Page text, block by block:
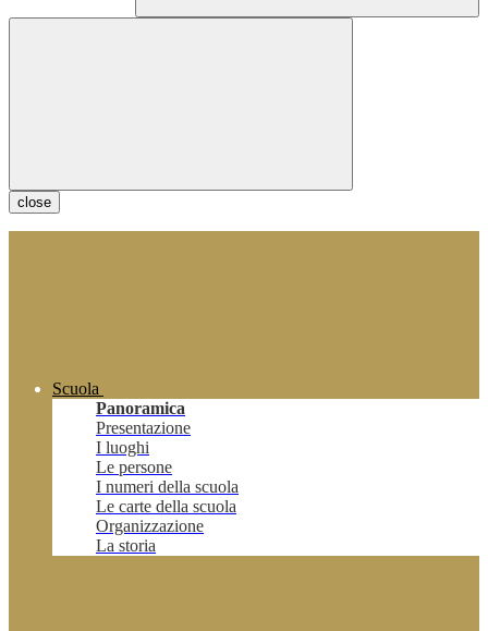
close
Scuola
Panoramica
Presentazione
I luoghi
Le persone
I numeri della scuola
Le carte della scuola
Organizzazione
La storia